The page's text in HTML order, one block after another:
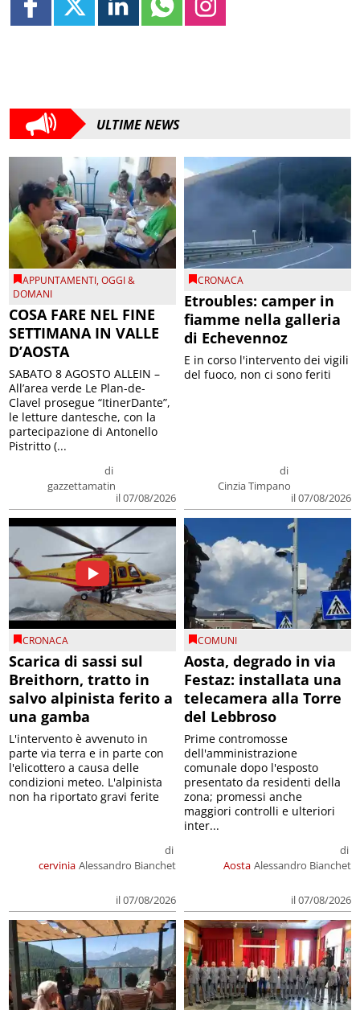
ULTIME NEWS
APPUNTAMENTI,OGGI &
DOMANI
COSA FARE NEL FINE
SETTIMANA IN VALLE
D’AOSTA
di
gazzettamatin
il 07/08/2026
SABATO 8 AGOSTO ALLEIN –
All’area verde Le Plan-de-
Clavel prosegue “ItinerDante”,
le letture dantesche, con la
partecipazione di Antonello
Pistritto (...
CRONACA
Etroubles: camper in
fiamme nella galleria
di Echevennoz
di
Cinzia Timpano
il 07/08/2026
E in corso l'intervento dei vigili
del fuoco, non ci sono feriti
CRONACA
Scarica di sassi sul
Breithorn, tratto in
salvo alpinista ferito a
una gamba
cervinia
di
Alessandro Bianchet
il 07/08/2026
L'intervento è avvenuto in
parte via terra e in parte con
l'elicottero a causa delle
condizioni meteo. L'alpinista
non ha riportato gravi ferite
COMUNI
Aosta, degrado in via
Festaz: installata una
telecamera alla Torre
del Lebbroso
Aosta
di
Alessandro Bianchet
il 07/08/2026
Prime contromosse
dell'amministrazione
comunale dopo l'esposto
presentato da residenti della
zona; promessi anche
maggiori controlli e ulteriori
inter...